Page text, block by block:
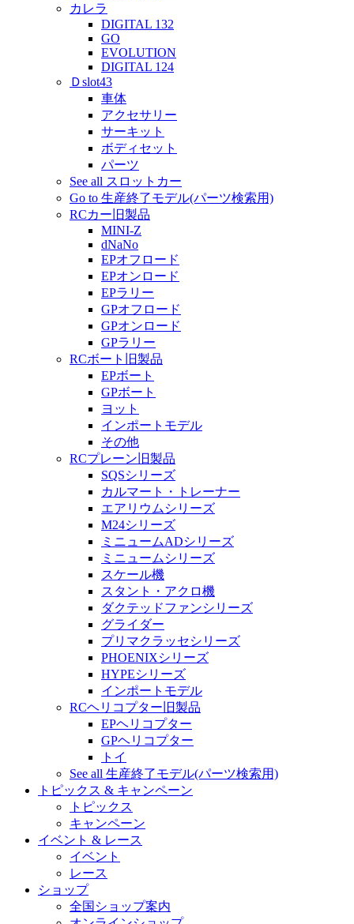
カレラ
DIGITAL 132
GO
EVOLUTION
DIGITAL 124
Ｄslot43
車体
アクセサリー
サーキット
ボディセット
パーツ
See all スロットカー
Go to 生産終了モデル(パーツ検索用)
RCカー旧製品
MINI-Z
dNaNo
EPオフロード
EPオンロード
EPラリー
GPオフロード
GPオンロード
GPラリー
RCボート旧製品
EPボート
GPボート
ヨット
インポートモデル
その他
RCプレーン旧製品
SQSシリーズ
カルマート・トレーナー
エアリウムシリーズ
M24シリーズ
ミニュームADシリーズ
ミニュームシリーズ
スケール機
スタント・アクロ機
ダクテッドファンシリーズ
グライダー
プリマクラッセシリーズ
PHOENIXシリーズ
HYPEシリーズ
インポートモデル
RCヘリコプター旧製品
EPヘリコプター
GPヘリコプター
トイ
See all 生産終了モデル(パーツ検索用)
トピックス & キャンペーン
トピックス
キャンペーン
イベント & レース
イベント
レース
ショップ
全国ショップ案内